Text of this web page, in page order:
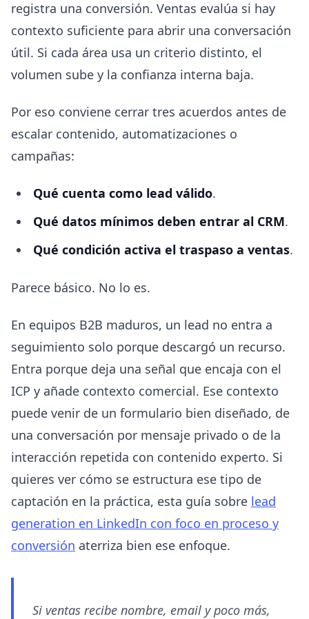
registra una conversión. Ventas evalúa si hay
contexto suficiente para abrir una conversación
útil. Si cada área usa un criterio distinto, el
volumen sube y la confianza interna baja.
Por eso conviene cerrar tres acuerdos antes de
escalar contenido, automatizaciones o
campañas:
Qué cuenta como lead válido.
Qué datos mínimos deben entrar al CRM.
Qué condición activa el traspaso a ventas.
Parece básico. No lo es.
En equipos B2B maduros, un lead no entra a
seguimiento solo porque descargó un recurso.
Entra porque deja una señal que encaja con el
ICP y añade contexto comercial. Ese contexto
puede venir de un formulario bien diseñado, de
una conversación por mensaje privado o de la
interacción repetida con contenido experto. Si
quieres ver cómo se estructura ese tipo de
captación en la práctica, esta guía sobre lead
generation en LinkedIn con foco en proceso y
conversión aterriza bien ese enfoque.
Si ventas recibe nombre, email y poco más,